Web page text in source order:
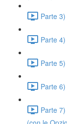
Parte
Parte
Parte
Parte
Parte